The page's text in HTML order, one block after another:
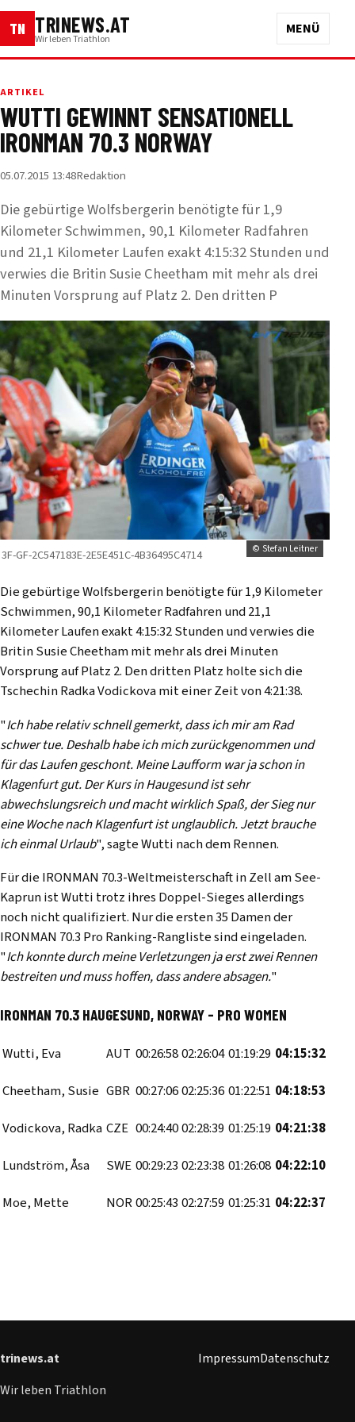
TN TRINEWS.AT
Wir leben Triathlon
MENÜ
ARTIKEL
WUTTI GEWINNT SENSATIONELL
IRONMAN 70.3 NORWAY
05.07.2015 13:48Redaktion
Die gebürtige Wolfsbergerin benötigte für 1,9
Kilometer Schwimmen, 90,1 Kilometer Radfahren
und 21,1 Kilometer Laufen exakt 4:15:32 Stunden und
verwies die Britin Susie Cheetham mit mehr als drei
Minuten Vorsprung auf Platz 2. Den dritten P
© Stefan Leitner
3F-GF-2C547183E-2E5E451C-4B36495C4714
Die gebürtige Wolfsbergerin benötigte für 1,9 Kilometer
Schwimmen, 90,1 Kilometer Radfahren und 21,1
Kilometer Laufen exakt 4:15:32 Stunden und verwies die
Britin Susie Cheetham mit mehr als drei Minuten
Vorsprung auf Platz 2. Den dritten Platz holte sich die
Tschechin Radka Vodickova mit einer Zeit von 4:21:38.
"Ich habe relativ schnell gemerkt, dass ich mir am Rad
schwer tue. Deshalb habe ich mich zurückgenommen und
für das Laufen geschont. Meine Laufform war ja schon in
Klagenfurt gut. Der Kurs in Haugesund ist sehr
abwechslungsreich und macht wirklich Spaß, der Sieg nur
eine Woche nach Klagenfurt ist unglaublich. Jetzt brauche
ich einmal Urlaub", sagte Wutti nach dem Rennen.
Für die IRONMAN 70.3-Weltmeisterschaft in Zell am See-
Kaprun ist Wutti trotz ihres Doppel-Sieges allerdings
noch nicht qualifiziert. Nur die ersten 35 Damen der
IRONMAN 70.3 Pro Ranking-Rangliste sind eingeladen.
"Ich konnte durch meine Verletzungen ja erst zwei Rennen
bestreiten und muss hoffen, dass andere absagen."
IRONMAN 70.3 HAUGESUND, NORWAY - PRO WOMEN
Wutti, Eva AUT 00:26:5802:26:04 01:19:29 04:15:32
Cheetham, Susie GBR 00:27:0602:25:36 01:22:51 04:18:53
Vodickova, Radka CZE 00:24:4002:28:39 01:25:19 04:21:38
Lundström, Åsa
SWE 00:29:23 02:23:38 01:26:08 04:22:10
Moe, Mette
NOR00:25:43 02:27:59 01:25:31 04:22:37
trinews.at
Wir leben Triathlon
ImpressumDatenschutz